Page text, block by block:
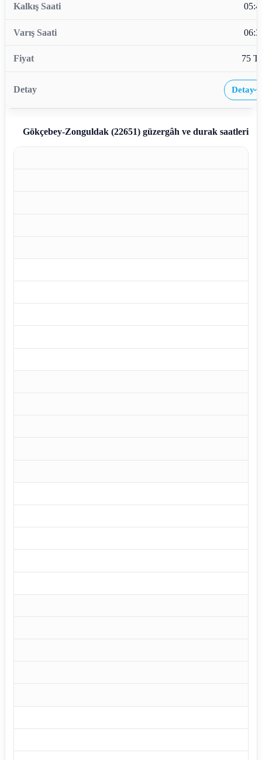
75
Detay›
Gökçebey-Zonguldak (22651)güzergâh ve durak saatleri